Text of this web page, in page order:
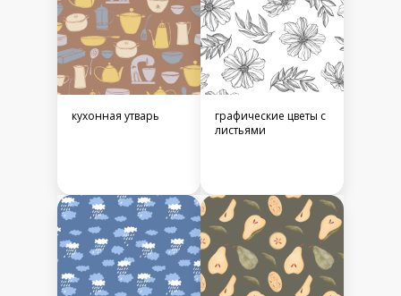
кухонная утварь
графические цветы с
листьями